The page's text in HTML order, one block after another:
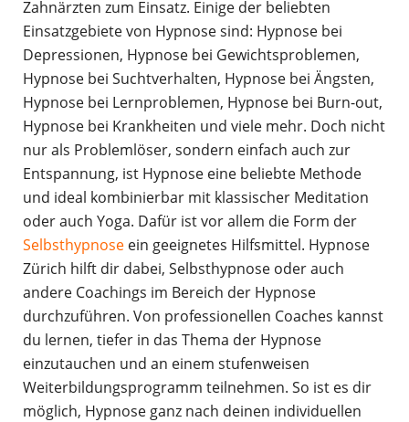
Zahnärzten zum Einsatz. Einige der beliebten
Einsatzgebiete von Hypnose sind: Hypnose bei
Depressionen, Hypnose bei Gewichtsproblemen,
Hypnose bei Suchtverhalten, Hypnose bei Ängsten,
Hypnose bei Lernproblemen, Hypnose bei Burn-out,
Hypnose bei Krankheiten und viele mehr. Doch nicht
nur als Problemlöser, sondern einfach auch zur
Entspannung, ist Hypnose eine beliebte Methode
und ideal kombinierbar mit klassischer Meditation
oder auch Yoga. Dafür ist vor allem die Form der
Selbsthypnose ein geeignetes Hilfsmittel. Hypnose
Zürich hilft dir dabei, Selbsthypnose oder auch
andere Coachings im Bereich der Hypnose
durchzuführen. Von professionellen Coaches kannst
du lernen, tiefer in das Thema der Hypnose
einzutauchen und an einem stufenweisen
Weiterbildungsprogramm teilnehmen. So ist es dir
möglich, Hypnose ganz nach deinen individuellen